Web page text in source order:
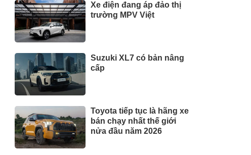
Xe điện đang áp đảo thị
trường MPV Việt
Suzuki XL7 có bản nâng
cấp
Toyota tiếp tục là hãng xe
bán chạy nhất thế giới
nửa đầu năm 2026